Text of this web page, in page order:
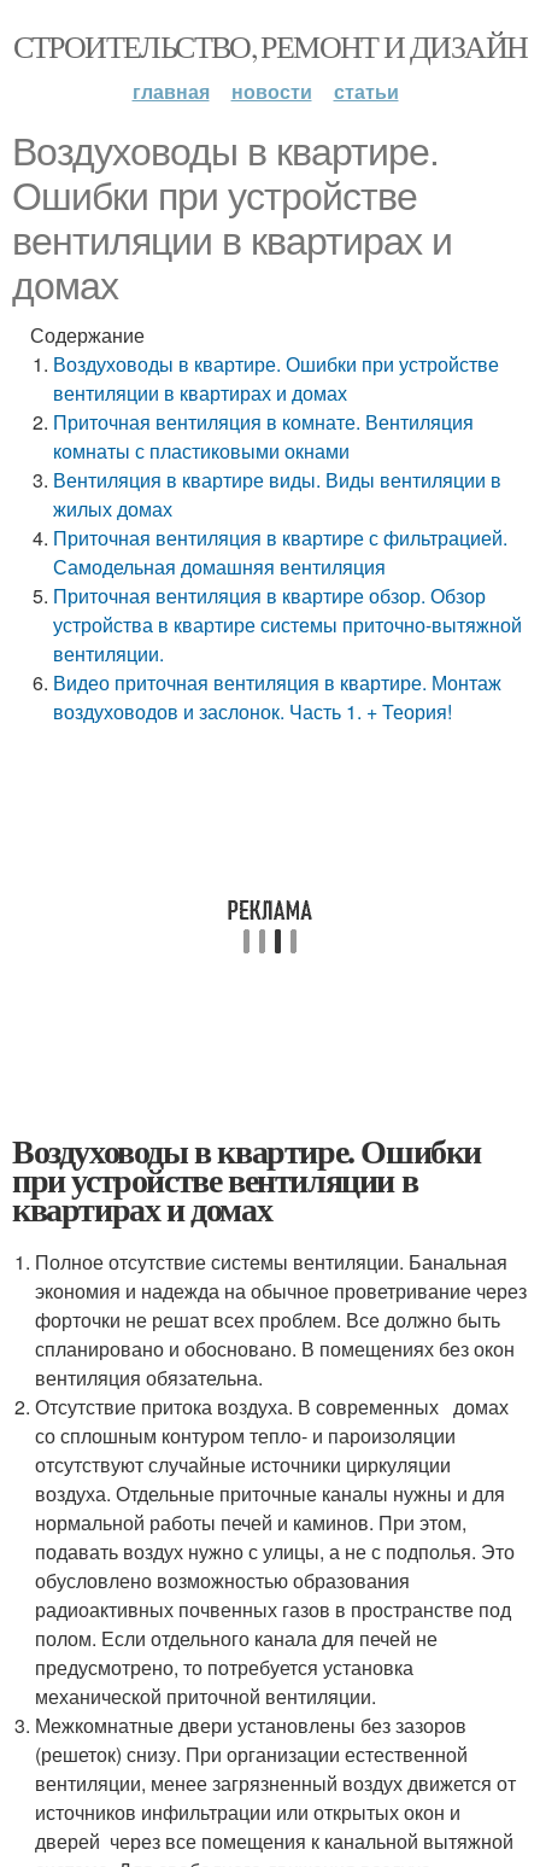
СТРОИТЕЛЬСТВО, РЕМОНТ И ДИЗАЙН
главная новости статьи
Воздуховоды в квартире.
Ошибки при устройстве
вентиляции в квартирах и
домах
Содержание
Воздуховоды в квартире. Ошибки при устройстве
вентиляции в квартирах и домах
Приточная вентиляция в комнате. Вентиляция
комнаты с пластиковыми окнами
Вентиляция в квартире виды. Виды вентиляции в
жилых домах
Приточная вентиляция в квартире с фильтрацией.
Самодельная домашняя вентиляция
Приточная вентиляция в квартире обзор. Обзор
устройства в квартире системы приточно-вытяжной
вентиляции.
Видео приточная вентиляция в квартире. Монтаж
воздуховодов и заслонок. Часть 1. + Теория!
Воздуховоды в квартире. Ошибки
при устройстве вентиляции в
квартирах и домах
Полное отсутствие системы вентиляции. Банальная
экономия и надежда на обычное проветривание через
форточки не решат всех проблем. Все должно быть
спланировано и обосновано. В помещениях без окон
вентиляция обязательна.
Отсутствие притока воздуха. В современных домах
со сплошным контуром тепло- и пароизоляции
отсутствуют случайные источники циркуляции
воздуха. Отдельные приточные каналы нужны и для
нормальной работы печей и каминов. При этом,
подавать воздух нужно с улицы, а не с подполья. Это
обусловлено возможностью образования
радиоактивных почвенных газов в пространстве под
полом. Если отдельного канала для печей не
предусмотрено, то потребуется установка
механической приточной вентиляции.
Межкомнатные двери установлены без зазоров
(решеток) снизу. При организации естественной
вентиляции, менее загрязненный воздух движется от
источников инфильтрации или открытых окон и
дверей через все помещения к канальной вытяжной